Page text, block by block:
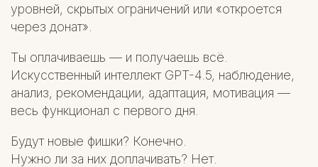
уровней, скрытых ограничений или «откроется
через донат».
Ты оплачиваешь — и получаешь всё.
Искусственный интеллект GPT-4.5, наблюдение,
анализ, рекомендации, адаптация, мотивация —
весь функционал с первого дня.
Будут новые фишки? Конечно.
Нужно ли за них доплачивать? Нет.